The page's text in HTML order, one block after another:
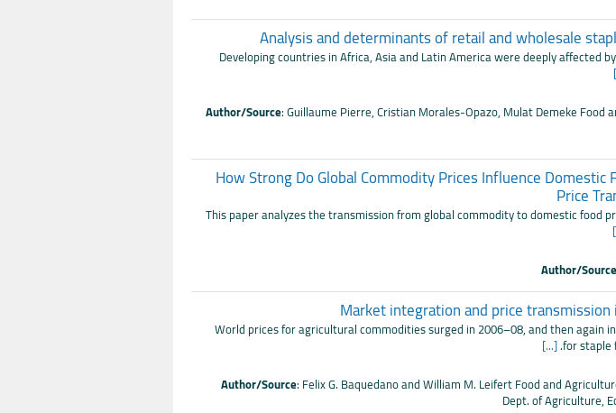
Analysis and determinants of retail and wholesale
Developing countries in Africa, Asia and Latin America were deeply affected
Author/Source: Guillaume Pierre, Cristian Morales-Opazo, Mulat Demeke
How Strong Do Global Commodity Prices Influence Domestic
Price
This paper analyzes the transmission from global commodity to domestic food
Author/Source
Market integration and price
World prices for agricultural commodities surged in 2006–08, and then again
for staple
[...]
Author/Source: Felix G. Baquedano and William M. Leifert Food and
Dept. of Agriculture,